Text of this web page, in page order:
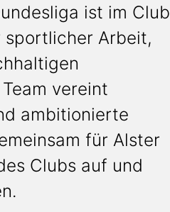
ist im Club
sportlicher Arbeit,
vereint
ambitionierte
für Alster
Clubs auf und